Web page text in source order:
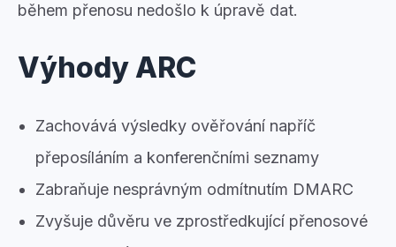
během přenosu nedošlo k úpravě dat.
Výhody ARC
Zachovává výsledky ověřování napříč
přeposíláním a konferenčními seznamy
Zabraňuje nesprávným odmítnutím DMARC
Zvyšuje důvěru ve zprostředkující přenosové